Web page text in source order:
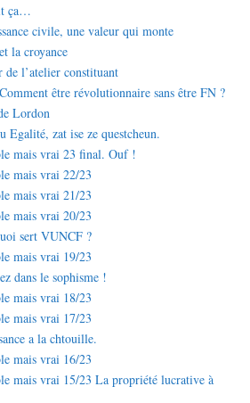
ça…
civile, une valeur qui monte
la croyance
de l’atelier constituant
être révolutionnaire sans être FN ?
Lordon
Egalité, zat ise ze questcheun.
mais vrai 23 final. Ouf !
mais vrai 22/23
mais vrai 21/23
mais vrai 20/23
sert VUNCF ?
mais vrai 19/23
dans le sophisme !
mais vrai 18/23
mais vrai 17/23
a la chtouille.
mais vrai 16/23
mais vrai 15/23 La propriété lucrative à